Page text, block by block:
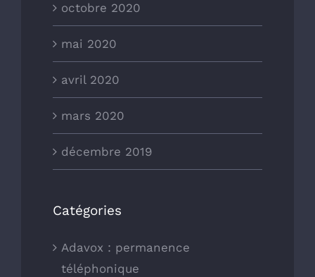
octobre 2020
mai 2020
avril 2020
mars 2020
décembre 2019
Catégories
Adavox : permanence
téléphonique